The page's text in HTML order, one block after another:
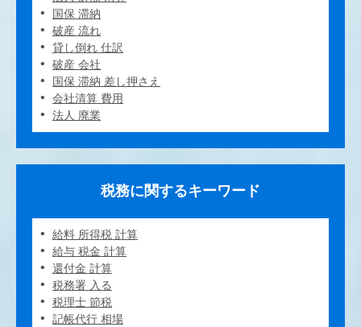
国保 滞納
破産 流れ
貸し倒れ 仕訳
破産 会社
国保 滞納 差し押さえ
会社清算 費用
法人 廃業
税務に関するキーワード
給料 所得税 計算
給与 税金 計算
還付金 計算
税務署 入る
税理士 節税
記帳代行 相場